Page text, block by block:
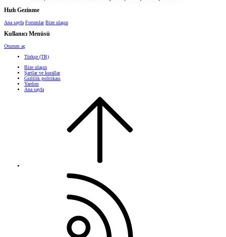
Hızlı Gezinme
Ana sayfa Forumlar Bize ulaşın
Kullanıcı Menüsü
Oturum aç
Türkçe (TR)
Bize ulaşın
Şartlar ve kurallar
Gizlilik politikası
Yardım
Ana sayfa